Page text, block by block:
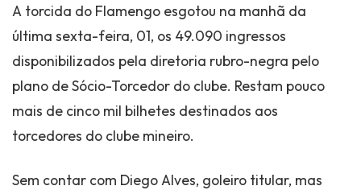
A torcida do Flamengo esgotou na manhã da
última sexta-feira, 01, os 49.090 ingressos
disponibilizados pela diretoria rubro-negra pelo
plano de Sócio-Torcedor do clube. Restam pouco
mais de cinco mil bilhetes destinados aos
torcedores do clube mineiro.
Sem contar com Diego Alves, goleiro titular, mas